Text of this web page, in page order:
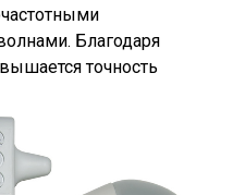
Благодаря
точность